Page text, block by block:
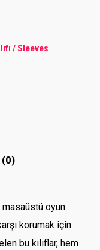
/ Sleeves
masaüstü oyun
korumak için
bu kılıflar, hem